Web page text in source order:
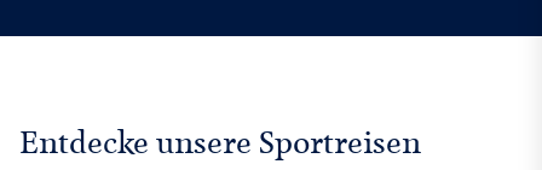
Entdecke unsere Sportreisen